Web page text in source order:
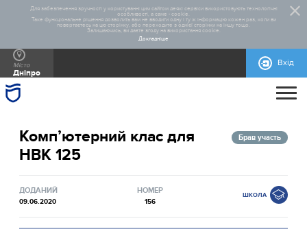
Для забезпечення зручності у користуванні цим сайтом деякі сервіси використовують технологічні
особливості, а саме - cookie.
Таке функціональне рішення дозволить вам не вводити одну і ту ж інформацію кожен раз, коли ви
повертаєтесь на цю сторінку, або переходите з однієї сторінки на іншу тощо.
Залишаючись, ви даєте згоду на використання cookie.
Докладніше
Місто
Дніпро
Вхід
ЗАГАЛЬНА ІНФОРМАЦІЯ
СТАТИСТИКА
РЕАЛІЗОВАНІ ПРОЄКТИ
ДОПОМОГА
Комп’ютерний клас для
НВК 125
Брав участь
ДОДАНИЙ
09.06.2020
НОМЕР
156
ШКОЛА